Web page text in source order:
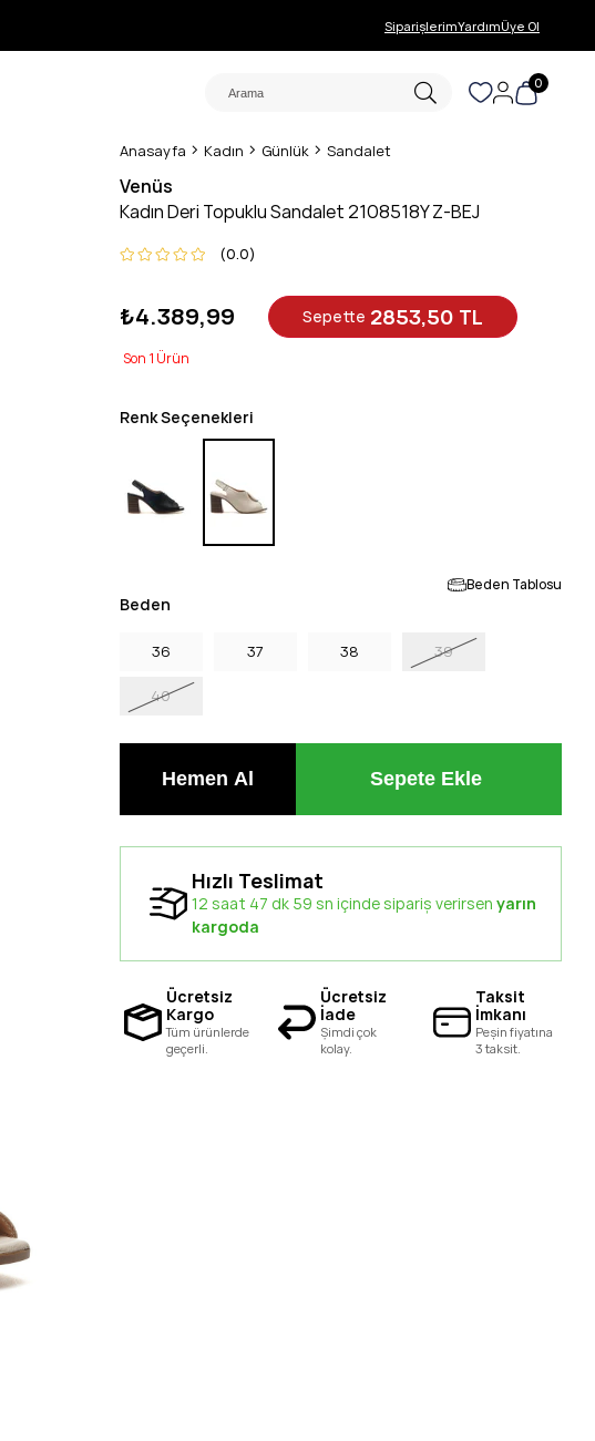
SiparişlerimYardımÜye Ol
0
Anasayfa Kadın Günlük Sandalet
Venüs
Kadın Deri Topuklu Sandalet 2108518Y Z-BEJ
0.0
₺4.389,99 Sepette 2853,50 TL
1
Renk Seçenekleri
Beden Tablosu
Beden
36 37 38 39
40
Hızlı Teslimat
12 saat 47 dk 58 sn içinde sipariş verirsen yarın
kargoda
Ücretsiz
Kargo
Tüm ürünlerde
geçerli.
Ücretsiz
İade
Şimdi çok
kolay.
Taksit
İmkanı
Peşin fiyatına
3 taksit.